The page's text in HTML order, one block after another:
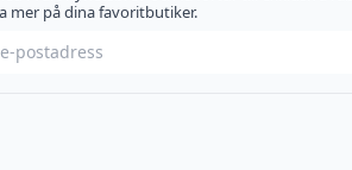
mer på dina favoritbutiker.